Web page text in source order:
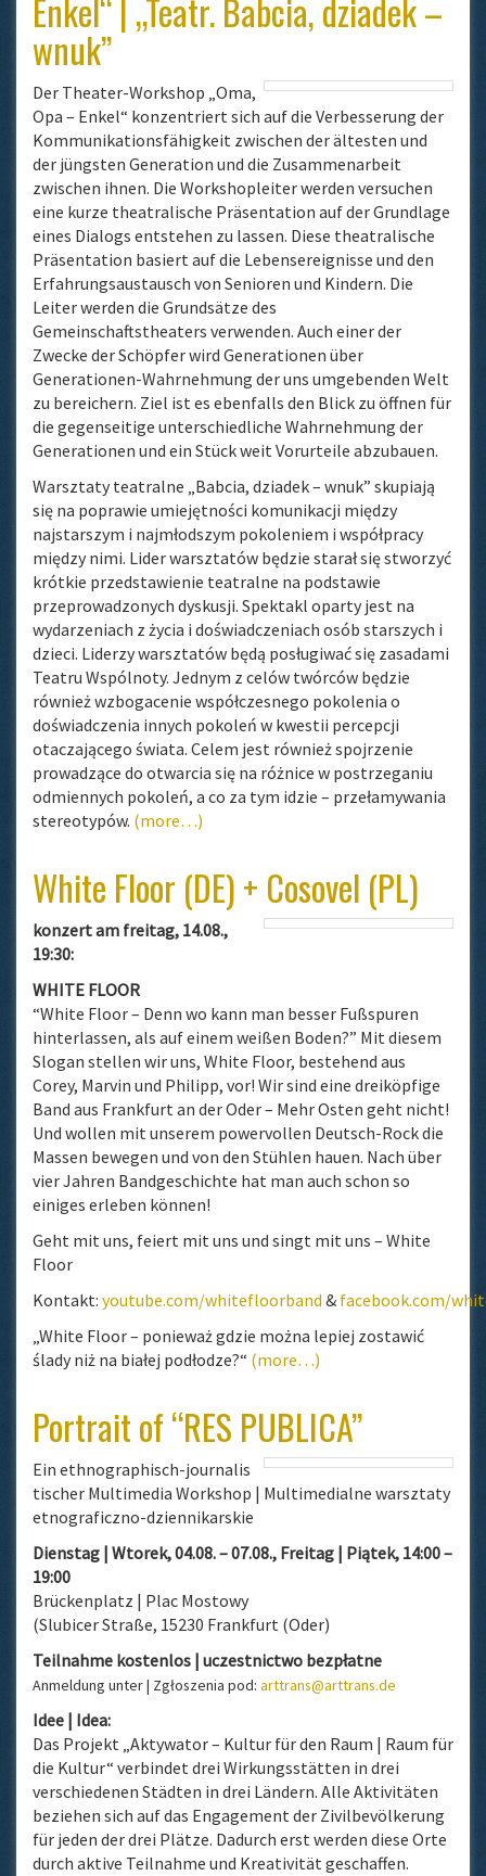
Enkel“ | „Teatr. Babcia, dziadek –
wnuk”
Der Theater-Workshop „Oma,
Opa – Enkel“ konzentriert sich auf die Verbesserung der
Kommunikationsfähigkeit zwischen der ältesten und
der jüngsten Generation und die Zusammenarbeit
zwischen ihnen. Die Workshopleiter werden versuchen
eine kurze theatralische Präsentation auf der Grundlage
eines Dialogs entstehen zu lassen. Diese theatralische
Präsentation basiert auf die Lebensereignisse und den
Erfahrungsaustausch von Senioren und Kindern. Die
Leiter werden die Grundsätze des
Gemeinschaftstheaters verwenden. Auch einer der
Zwecke der Schöpfer wird Generationen über
Generationen-Wahrnehmung der uns umgebenden Welt
zu bereichern. Ziel ist es ebenfalls den Blick zu öffnen für
die gegenseitige unterschiedliche Wahrnehmung der
Generationen und ein Stück weit Vorurteile abzubauen.
Warsztaty teatralne „Babcia, dziadek – wnuk” skupiają
się na poprawie umiejętności komunikacji między
najstarszym i najmłodszym pokoleniem i współpracy
między nimi. Lider warsztatów będzie starał się stworzyć
krótkie przedstawienie teatralne na podstawie
przeprowadzonych dyskusji. Spektakl oparty jest na
wydarzeniach z życia i doświadczeniach osób starszych i
dzieci. Liderzy warsztatów będą posługiwać się zasadami
Teatru Wspólnoty. Jednym z celów twórców będzie
również wzbogacenie współczesnego pokolenia o
doświadczenia innych pokoleń w kwestii percepcji
otaczającego świata. Celem jest również spojrzenie
prowadzące do otwarcia się na różnice w postrzeganiu
odmiennych pokoleń, a co za tym idzie – przełamywania
stereotypów. (more…)
White Floor (DE) + Cosovel (PL)
konzert am freitag, 14.08.,
19:30:
WHITE FLOOR
“White Floor – Denn wo kann man besser Fußspuren
hinterlassen, als auf einem weißen Boden?” Mit diesem
Slogan stellen wir uns, White Floor, bestehend aus
Corey, Marvin und Philipp, vor! Wir sind eine dreiköpfige
Band aus Frankfurt an der Oder – Mehr Osten geht nicht!
Und wollen mit unserem powervollen Deutsch-Rock die
Massen bewegen und von den Stühlen hauen. Nach über
vier Jahren Bandgeschichte hat man auch schon so
einiges erleben können!
Geht mit uns, feiert mit uns und singt mit uns – White
Floor
Kontakt: youtube.com/whitefloorband & facebook.com/
„White Floor – ponieważ gdzie można lepiej zostawić
ślady niż na białej podłodze?“ (more…)
Portrait of “RES PUBLICA”
Ein ethnographisch-journalis
tischer Multimedia Workshop | Multimedialne warsztaty
etnograficzno-dziennikarskie
Dienstag | Wtorek, 04.08. – 07.08., Freitag | Piątek, 14:00 –
19:00
Brückenplatz | Plac Mostowy
(Slubicer Straße, 15230 Frankfurt (Oder)
Teilnahme kostenlos | uczestnictwo bezpłatne
Anmeldung unter | Zgłoszenia pod: arttrans@arttrans.de
Idee | Idea:
Das Projekt „Aktywator – Kultur für den Raum | Raum für
die Kultur“ verbindet drei Wirkungsstätten in drei
verschiedenen Städten in drei Ländern. Alle Aktivitäten
beziehen sich auf das Engagement der Zivilbevölkerung
für jeden der drei Plätze. Dadurch erst werden diese Orte
durch aktive Teilnahme und Kreativität geschaffen.